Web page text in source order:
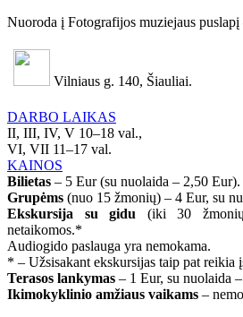
Nuoroda į Fotografijos muziejaus puslapį
Vilniaus g. 140, Šiauliai.
DARBO LAIKAS
II, III, IV, V 10–18 val.,
VI, VII 11–17 val.
KAINOS
Bilietas – 5 Eur (su nuolaida – 2,50 Eur).
Grupėms (nuo 15 žmonių) – 4 Eur, su
Ekskursija su gidu (iki 30
netaikomos.*
Audiogido paslauga yra nemokama.
* – Užsisakant ekskursijas taip pat reikia
Terasos lankymas – 1 Eur, su nuolaida
Ikimokyklinio amžiaus vaikams –